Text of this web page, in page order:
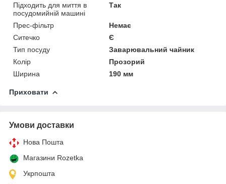
Підходить для миття в
посудомийній машині
Так
Прес-фільтр
Немає
Ситечко
Є
Тип посуду
Заварювальний чайник
Колір
Прозорий
Ширина
190 мм
Приховати
Умови доставки
Нова Пошта
Магазини Rozetka
Укрпошта